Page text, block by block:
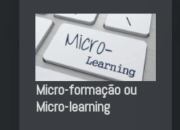
Micro-formação ou
Micro-learning